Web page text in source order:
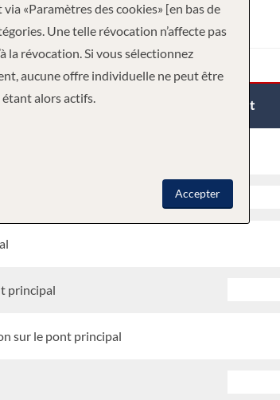
Pont
principal
sur le pont principal
«Paramètres des cookies» [en bas de
Une telle révocation n’affecte pas
la révocation. Si vous sélectionnez
aucune offre individuelle ne peut être
étant alors actifs.
Accepter